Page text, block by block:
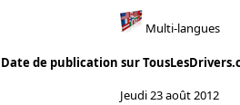
Multi-langues
Date de publication sur
Jeudi 23 août 2012